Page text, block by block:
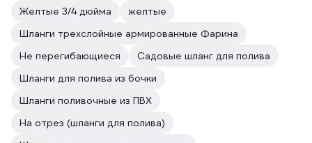
Желтые 3/4 дюйма
желтые
Шланги трехслойные армированные Фарина
Не перегибающиеся
Садовые шланг для полива
Шланги для полива из бочки
Шланги поливочные из ПВХ
На отрез (шланги для полива)